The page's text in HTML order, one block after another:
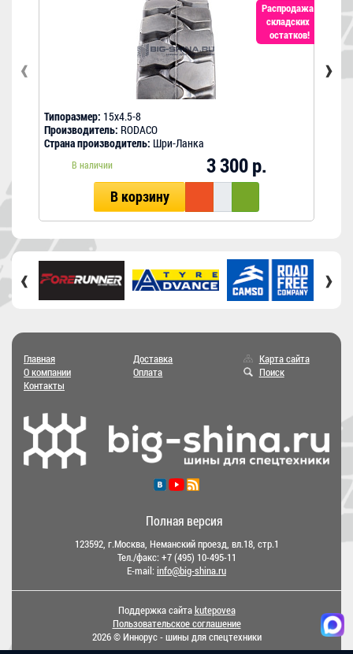
Распродажа
складских
остатков!
Типоразмер: 15x4.5-8
Производитель: RODACO
Страна производитель: Шри-Ланка
В наличии 3 300 р.
В корзину
‹ ›
‹ ›
Главная
О компании
Контакты
Доставка
Оплата
Карта сайта
Поиск
Полная версия
123592, г.Москва, Неманский проезд, вл.18, стр.1
Тел./факс:+7 (495) 10-495-11
E-mail:info@big-shina.ru
Поддержка сайтаkutepovea
Пользовательское соглашение
2026 © Иннорус - шины для спецтехники